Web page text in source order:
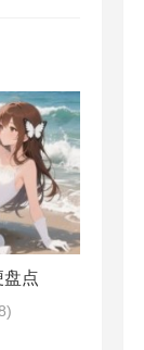
盘点